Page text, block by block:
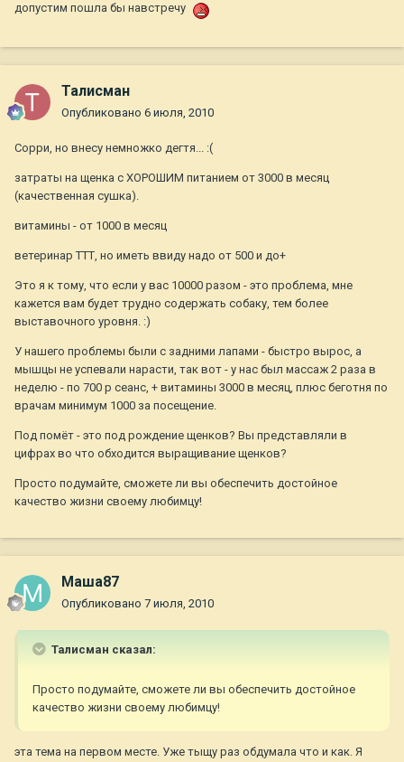
допустим пошла бы навстречу
Талисман
Опубликовано 6 июля, 2010
Сорри, но внесу немножко дегтя... :(
затраты на щенка с ХОРОШИМ питанием от 3000 в месяц
(качественная сушка).
витамины - от 1000 в месяц
ветеринар ТТТ, но иметь ввиду надо от 500 и до+
Это я к тому, что если у вас 10000 разом - это проблема, мне
кажется вам будет трудно содержать собаку, тем более
выставочного уровня. :)
У нашего проблемы были с задними лапами - быстро вырос, а
мышцы не успевали нарасти, так вот - у нас был массаж 2 раза в
неделю - по 700 р сеанс, + витамины 3000 в месяц, плюс беготня по
врачам минимум 1000 за посещение.
Под помёт - это под рождение щенков? Вы представляли в
цифрах во что обходится выращивание щенков?
Просто подумайте, сможете ли вы обеспечить достойное
качество жизни своему любимцу!
Маша87
Опубликовано 7 июля, 2010
Талисман сказал:
Просто подумайте, сможете ли вы обеспечить достойное
качество жизни своему любимцу!
эта тема на первом месте. Уже тыщу раз обдумала что и как. Я